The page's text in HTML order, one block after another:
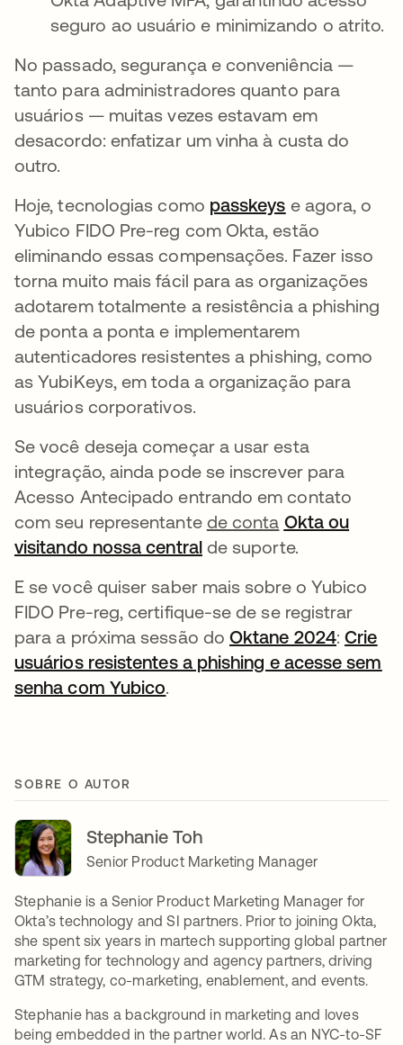
seguro ao usuário e minimizando o atrito.
No passado, segurança e conveniência —
tanto para administradores quanto para
usuários — muitas vezes estavam em
desacordo: enfatizar um vinha à custa do
outro.
Hoje, tecnologias como passkeys abre em uma
e agora, o
Yubico FIDO Pre-reg com Okta, estão
eliminando essas compensações. Fazer isso
torna muito mais fácil para as organizações
adotarem totalmente a resistência a phishing
de ponta a ponta e implementarem
autenticadores resistentes a phishing, como
as YubiKeys, em toda a organização para
usuários corporativos.
Se você deseja começar a usar esta
integração, ainda pode se inscrever para
Acesso Antecipado entrando em contato
com seu representante de conta Okta ou
visitando nossa centralabre em uma nova guia
de suporte.
E se você quiser saber mais sobre o Yubico
FIDO Pre-reg, certifique-se de se registrar
para a próxima sessão doOktane 2024abre
:Crie
usuários resistentes a phishing e acesse sem
senha com Yubicoabre em uma nova guia
.
SOBRE O AUTOR
Stephanie Toh
Senior Product Marketing Manager
Stephanie is a Senior Product Marketing Manager for
Okta’s technology and SI partners. Prior to joining Okta,
she spent six years in martech supporting global partner
marketing for technology and agency partners, driving
GTM strategy, co-marketing, enablement, and events.
Stephanie has a background in marketing and loves
being embedded in the partner world. As an NYC-to-SF